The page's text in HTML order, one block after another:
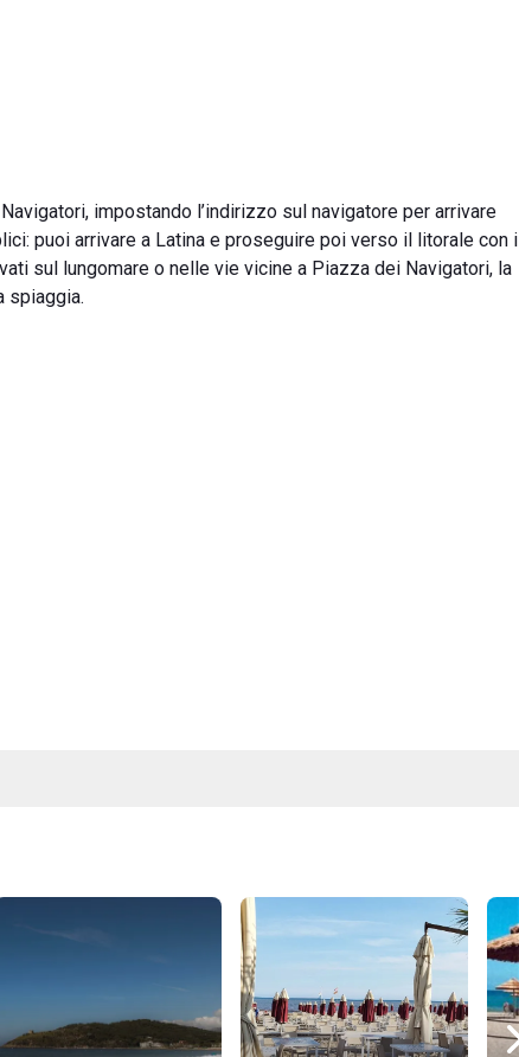
impostando l’indirizzo sul navigatore per arrivare
puoi arrivare a Latina e proseguire poi verso il litorale con i
sul lungomare o nelle vie vicine a Piazza dei Navigatori, la
spiaggia.